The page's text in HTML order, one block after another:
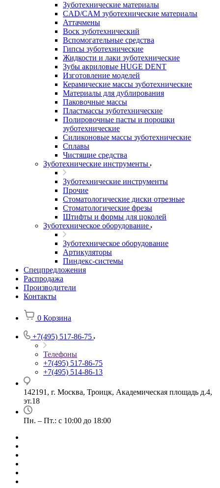
Зуботехнические материалы
CAD/CAM зуботехнические материалы
Аттачмены
Воск зуботехнический
Вспомогательные средства
Гипсы зуботехнические
Жидкости и лаки зуботехнические
Зубы акриловые HUGE DENT
Изготовление моделей
Керамические массы зуботехнические
Материалы для дублирования
Паковочные массы
Пластмассы зуботехнические
Полировочные пасты и порошки
зуботехнические
Силиконовые массы зуботехнические
Сплавы
Чистящие средства
Зуботехнические инструменты
Зуботехнические инструменты
Прочие
Стоматологические диски отрезные
Стоматологические фрезы
Штифты и формы для цоколей
Зуботехническое оборудование
Зуботехническое оборудование
Артикуляторы
Пиндекс-системы
Спецпредложения
Распродажа
Производители
Контакты
0 Корзина
+7(495) 517-86-75
Телефоны
+7(495) 517-86-75
+7(495) 514-86-13
142191, г. Москва, Троицк, Академическая площадь д.4,
эт.18
Пн. – Пт.: с 10:00 до 18:00